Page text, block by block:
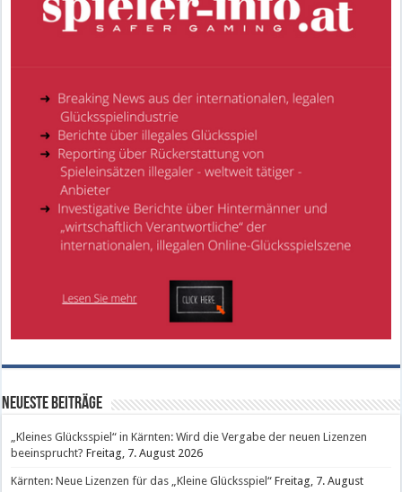
Neueste Beiträge
„Kleines Glücksspiel“ in Kärnten: Wird die Vergabe der neuen Lizenzen
beeinsprucht? Freitag, 7. August 2026
Kärnten: Neue Lizenzen für das „Kleine Glücksspiel“ Freitag, 7. August